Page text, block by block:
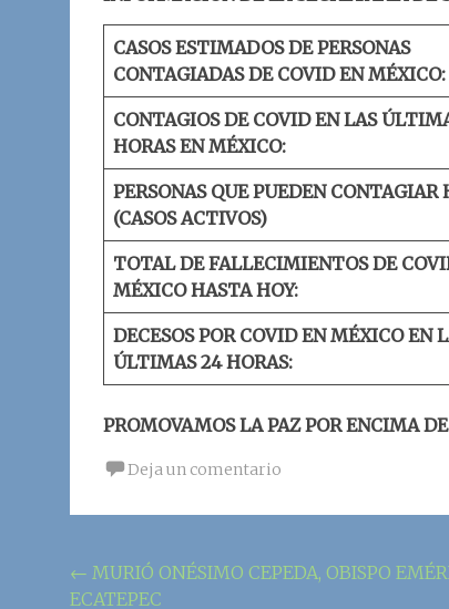
CASOS ESTIMADOS DE PERSONAS
CONTAGIADAS DE COVID EN MÉXICO:
CONTAGIOS DE COVID EN LAS
HORAS EN MÉXICO:
PERSONAS QUE PUEDEN CONTAGIAR
(CASOS ACTIVOS)
TOTAL DE FALLECIMIENTOS DE
MÉXICO HASTA HOY:
DECESOS POR COVID EN MÉXICO EN
ÚLTIMAS 24 HORAS:
PROMOVAMOS LA PAZ POR ENCIMA
Deja un comentario
Navegación
← MURIÓ ONÉSIMO CEPEDA, OBISPO
ECATEPEC